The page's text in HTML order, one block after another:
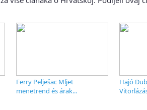
Ferry Pelješac Mljet
menetrend és árak...
Hajó